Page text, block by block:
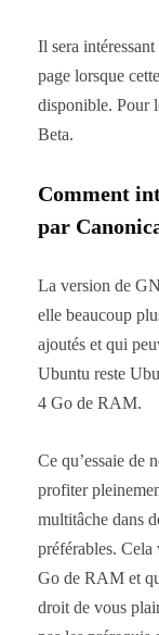
Il sera
page lorsque
disponible. Pour
Beta.
Comment
par
La version de
elle beaucoup
ajoutés et qui
Ubuntu reste
4 Go de RAM.
Ce qu’essaie de
profiter
multitâche dans
préférables. Cela
Go de RAM et
droit de vous